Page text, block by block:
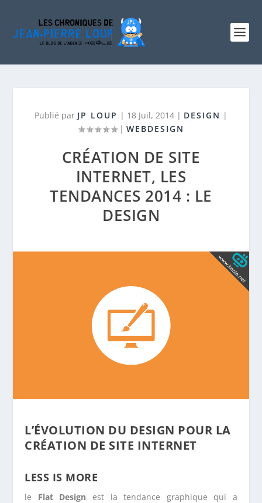
Publié par JP LOUP | 18 Juil, 2014 | DESIGN |
| WEBDESIGN
CRÉATION DE SITE
INTERNET, LES
TENDANCES 2014 : LE
DESIGN
L’ÉVOLUTION DU DESIGN POUR LA
CRÉATION DE SITE INTERNET
LESS IS MORE
le Flat Design est la tendance graphique qui a